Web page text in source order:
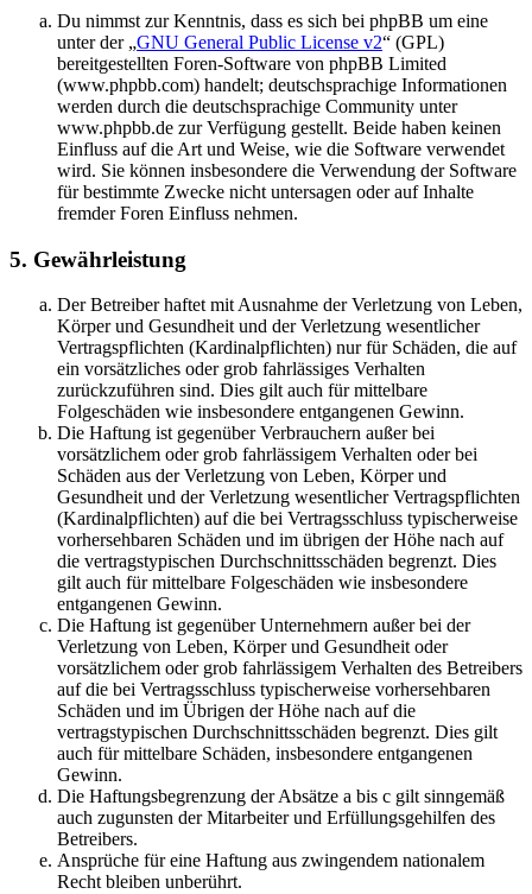
Du nimmst zur Kenntnis, dass es sich bei phpBB um eine
unter der „GNU General Public License v2“ (GPL)
bereitgestellten Foren-Software von phpBB Limited
(www.phpbb.com) handelt; deutschsprachige Informationen
werden durch die deutschsprachige Community unter
www.phpbb.de zur Verfügung gestellt. Beide haben keinen
Einfluss auf die Art und Weise, wie die Software verwendet
wird. Sie können insbesondere die Verwendung der Software
für bestimmte Zwecke nicht untersagen oder auf Inhalte
fremder Foren Einfluss nehmen.
5. Gewährleistung
Der Betreiber haftet mit Ausnahme der Verletzung von Leben,
Körper und Gesundheit und der Verletzung wesentlicher
Vertragspflichten (Kardinalpflichten) nur für Schäden, die auf
ein vorsätzliches oder grob fahrlässiges Verhalten
zurückzuführen sind. Dies gilt auch für mittelbare
Folgeschäden wie insbesondere entgangenen Gewinn.
Die Haftung ist gegenüber Verbrauchern außer bei
vorsätzlichem oder grob fahrlässigem Verhalten oder bei
Schäden aus der Verletzung von Leben, Körper und
Gesundheit und der Verletzung wesentlicher Vertragspflichten
(Kardinalpflichten) auf die bei Vertragsschluss typischerweise
vorhersehbaren Schäden und im übrigen der Höhe nach auf
die vertragstypischen Durchschnittsschäden begrenzt. Dies
gilt auch für mittelbare Folgeschäden wie insbesondere
entgangenen Gewinn.
Die Haftung ist gegenüber Unternehmern außer bei der
Verletzung von Leben, Körper und Gesundheit oder
vorsätzlichem oder grob fahrlässigem Verhalten des Betreibers
auf die bei Vertragsschluss typischerweise vorhersehbaren
Schäden und im Übrigen der Höhe nach auf die
vertragstypischen Durchschnittsschäden begrenzt. Dies gilt
auch für mittelbare Schäden, insbesondere entgangenen
Gewinn.
Die Haftungsbegrenzung der Absätze a bis c gilt sinngemäß
auch zugunsten der Mitarbeiter und Erfüllungsgehilfen des
Betreibers.
Ansprüche für eine Haftung aus zwingendem nationalem
Recht bleiben unberührt.